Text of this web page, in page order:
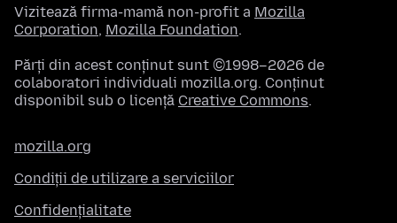
Vizitează firma-mamă non-profit a Mozilla
Corporation, Mozilla Foundation.
Părți din acest conținut sunt ©1998–2026 de
colaboratori individuali mozilla.org. Conținut
disponibil sub o licență Creative Commons.
mozilla.org
Condiții de utilizare a serviciilor
Confidențialitate